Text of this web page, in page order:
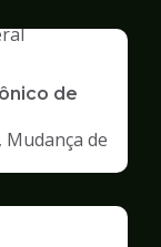
de
de